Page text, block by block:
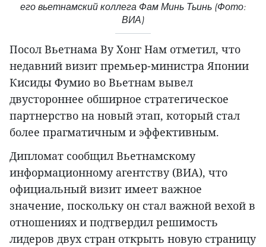
его вьетнамский коллега Фам Минь Тьинь (Фото:
ВИА)
Посол Вьетнама Ву Хонг Нам отметил, что
недавний визит премьер-министра Японии
Кисиды Фумио во Вьетнам вывел
двустороннее обширное стратегическое
партнерство на новый этап, который стал
более прагматичным и эффективным.
Дипломат сообщил Вьетнамскому
информационному агентству (ВИА), что
официальный визит имеет важное
значение, поскольку он стал важной вехой в
отношениях и подтвердил решимость
лидеров двух стран открыть новую страницу